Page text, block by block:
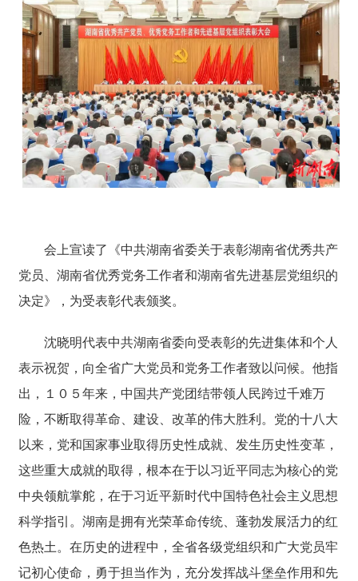
会上宣读了《中共湖南省委关于表彰湖南省优秀共产
党员、湖南省优秀党务工作者和湖南省先进基层党组织的
决定》，为受表彰代表颁奖。
沈晓明代表中共湖南省委向受表彰的先进集体和个人
表示祝贺，向全省广大党员和党务工作者致以问候。他指
出，１０５年来，中国共产党团结带领人民跨过千难万
险，不断取得革命、建设、改革的伟大胜利。党的十八大
以来，党和国家事业取得历史性成就、发生历史性变革，
这些重大成就的取得，根本在于以习近平同志为核心的党
中央领航掌舵，在于习近平新时代中国特色社会主义思想
科学指引。湖南是拥有光荣革命传统、蓬勃发展活力的红
色热土。在历史的进程中，全省各级党组织和广大党员牢
记初心使命，勇于担当作为，充分发挥战斗堡垒作用和先